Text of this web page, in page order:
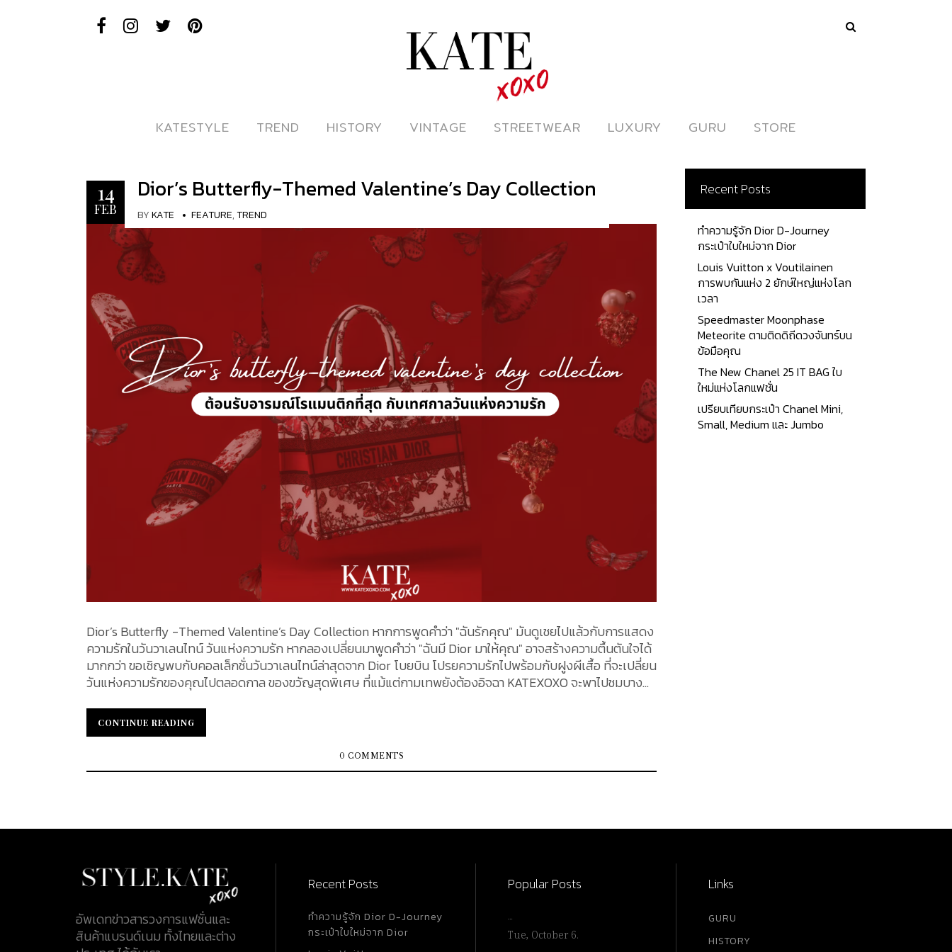
ดูหนังออนไลน์
KATESTYLE
KATESTYLE TREND
TREND HISTORY
HISTORY VINTAGE
VINTAGE STREETWEAR
STREETWEAR LUXURY
LUXURY GURU
GURU STORE
STORE
14
FEB
Dior’s Butterfly-Themed Valentine’s Day Collection
BYKATE FEATURE,TREND
Dior’s Butterfly -Themed Valentine’s Day Collection หากการพูดคำว่า "ฉันรักคุณ" มันดูเชยไปแล้วกับการแสดง
ความรักในวันวาเลนไทน์ วันแห่งความรัก หากลองเปลี่ยนมาพูดคำว่า "ฉันมี Dior มาให้คุณ" อาจสร้างความตื้นตันใจได้
มากกว่า ขอเชิญพบกับคอลเล็กชั่นวันวาเลนไทน์ล่าสุดจาก Dior โบยบิน โปรยความรักไปพร้อมกับฝูงผีเสื้อ ที่จะเปลี่ยน
วันแห่งความรักของคุณไปตลอดกาล ของขวัญสุดพิเศษ ที่แม้แต่กามเทพยังต้องอิจฉา KATEXOXO จะพาไปชมบาง
อารมณ์โรแมนติกที่สุด กับเทศกาลวันแห่งความรัก ที่คู่รักทั่วโลกต่างรอคอย แฟชั่นเฮาส์สุดหรูระดับโลกอย่าง Dior ได้
ทำการเปิดตัวคอลเล็กชัน Capsule อย่างเป็นทางการ ภายใต้ชื่อ "Le COEur des Papillons" ซึ่งสร้างสรรค์โดย Maria
Grazia Chiuri หัวเรือใหญ่หญิงคนแรก ของแฟชั่นเฮาส์สุดหรูสัญชาติฝรั่งเศส อย่าง Dior ในปัจจุบัน รูปลักษณ์อันน่า
ดึงดูดเหล่านี้สะท้อนแรงบันดาลใจจากคอลเล็กชั่น Cruise Dior 2024 ตกแต่งด้วยลวดลายหมุนวนและลวดลายผีเสื้อ
CONTINUE READING
CONTINUE READING
0 COMMENTS
Recent Posts
ทำความรู้จัก Dior D-Journey
กระเป๋าใบใหม่จาก Dior
Louis Vuitton x Voutilainen
การพบกันแห่ง 2 ยักษ์ใหญ่แห่งโลก
เวลา
Speedmaster Moonphase
Meteorite ตามติดดิถีดวงจันทร์บน
ข้อมือคุณ
The New Chanel 25 IT BAG ใบ
ใหม่แห่งโลกแฟชั่น
เปรียบเทียบกระเป๋า Chanel Mini,
Small, Medium และ Jumbo
อัพเดทข่าวสารวงการแฟชั่นและ
สินค้าแบรนด์เนม ทั้งไทยและต่าง
Recent Posts
ทำความรู้จัก Dior D-Journey
กระเป๋าใบใหม่จาก Dior
Popular Posts
…
Tue, October 6.
Links
GURU
HISTORY